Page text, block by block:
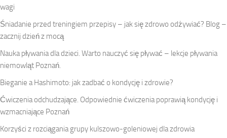
wagi
Śniadanie przed treningiem przepisy – jak się zdrowo odżywiać? Blog –
zacznij dzień z mocą
Nauka pływania dla dzieci. Warto nauczyć się pływać – lekcje pływania
niemowląt Poznań.
Bieganie a Hashimoto: jak zadbać o kondycję i zdrowie?
Ćwiczenia odchudzające. Odpowiednie ćwiczenia poprawią kondycję i
wzmacniające Poznań
Korzyści z rozciągania grupy kulszowo-goleniowej dla zdrowia